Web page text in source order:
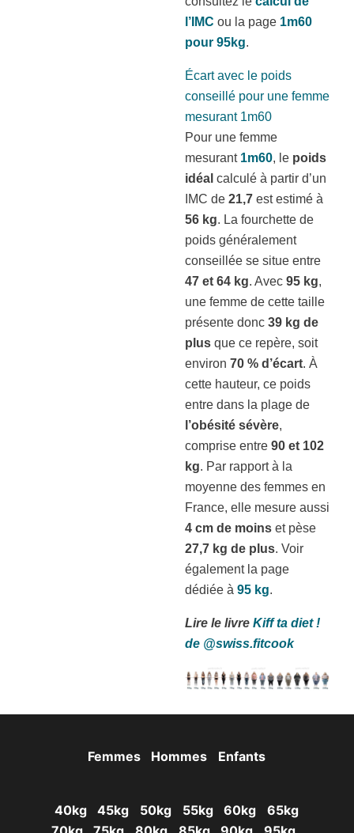
l’IMC ou la page 1m60
pour 95kg.
Écart avec le poids
conseillé pour une femme
mesurant 1m60
Pour une femme
mesurant 1m60, le poids
idéal calculé à partir d’un
IMC de 21,7 est estimé à
56 kg. La fourchette de
poids généralement
conseillée se situe entre
47 et 64 kg. Avec 95 kg,
une femme de cette taille
présente donc 39 kg de
plus que ce repère, soit
environ 70 % d’écart. À
cette hauteur, ce poids
entre dans la plage de
l’obésité sévère,
comprise entre 90 et 102
kg. Par rapport à la
moyenne des femmes en
France, elle mesure aussi
4 cm de moins et pèse
27,7 kg de plus. Voir
également la page
dédiée à 95 kg.
Lire le livre Kiff ta diet !
de @swiss.fitcook
Femmes Hommes Enfants
40kg 45kg 50kg 55kg 60kg
65kg